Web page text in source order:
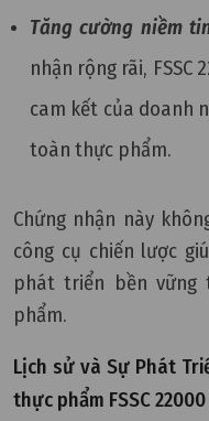
Tăng cường niềm
nhận rộng rãi, FSSC
cam kết của doanh
toàn thực phẩm.
Chứng nhận này
công cụ chiến lược
phát triển bền vững
phẩm.
Lịch sử và Sự Phát
thực phẩm FSSC 22000